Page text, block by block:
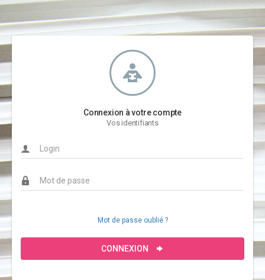
Connexion à votre compte
Vos identifiants
Mot de passe oublié ?
CONNEXION